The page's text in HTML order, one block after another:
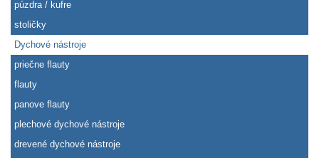
púzdra / kufre
stoličky
Dychové nástroje
priečne flauty
flauty
panove flauty
plechové dychové nástroje
drevené dychové nástroje